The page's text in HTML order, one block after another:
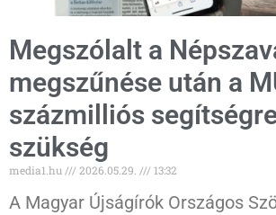
Megszólalt a
megszűnése után a
százmilliós
szükség
media1.hu 2026.05.29. 13:32
A Magyar Újságírók Országos